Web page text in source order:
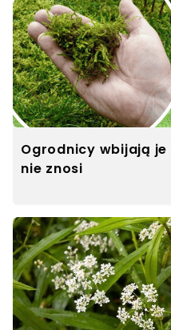
Ogrodnicy wbijają
nie znosi